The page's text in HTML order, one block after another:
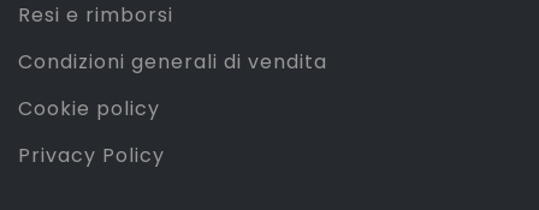
Resi e rimborsi
Condizioni generali di vendita
Cookie policy
Privacy Policy